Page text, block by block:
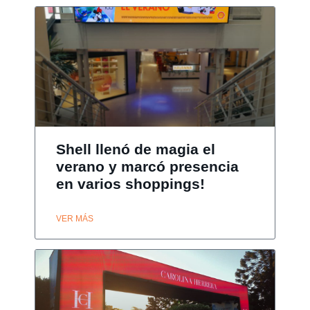
Shell llenó de magia el
verano y marcó presencia
en varios shoppings!
VER MÁS